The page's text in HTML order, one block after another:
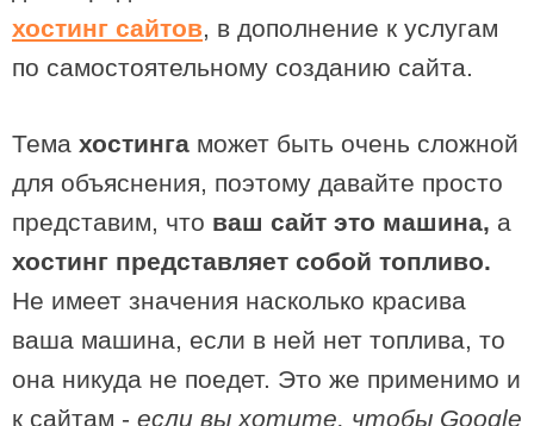
хостинг сайтов, в дополнение к услугам
по самостоятельному созданию сайта.
Тема хостинга может быть очень сложной
для объяснения, поэтому давайте просто
представим, что ваш сайт это машина, а
хостинг представляет собой топливо.
Не имеет значения насколько красива
ваша машина, если в ней нет топлива, то
она никуда не поедет. Это же применимо и
к сайтам - если вы хотите, чтобы Google